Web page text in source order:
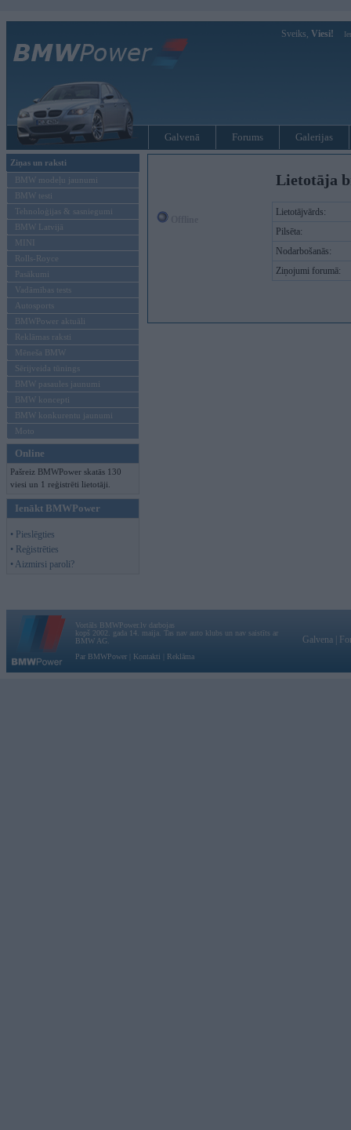
Sveiks, Viesi!
Galvenā Forums Galerijas
Ziņas un raksti
BMW modeļu jaunumi
BMW testi
Tehnoloģijas & sasniegumi
BMW Latvijā
MINI
Rolls-Royce
Pasākumi
Vadāmības tests
Autosports
BMWPower aktuāli
Reklāmas raksti
Mēneša BMW
Sērijveida tūnings
BMW pasaules jaunumi
BMW koncepti
BMW konkurentu jaunumi
Moto
Online
Pašreiz BMWPower skatās 130
viesi un 1 reģistrēti lietotāji.
Ienākt BMWPower
• Pieslēgties
• Reģistrēties
• Aizmirsi paroli?
Lietotāja
Lietotājvārds:
Pilsēta:
Nodarbošanās:
Ziņojumi forumā:
Vortāls BMWPower.lv darbojas
kopš 2002. gada 14. maija. Tas nav auto klubs un nav saistīts ar
BMW AG.
Par BMWPower
Kontakti Reklāma
Galvena